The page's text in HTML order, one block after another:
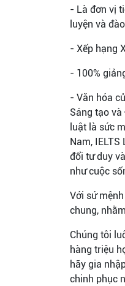
- Là đơn vị
luyện và
- Xếp hạng
- 100%
- Văn hóa
Sáng tạo
luật là sức
Nam,
đổi tư duy
như cuộc
Với sứ
chung,
Chúng tôi
hàng triệu
hãy gia
chinh phục